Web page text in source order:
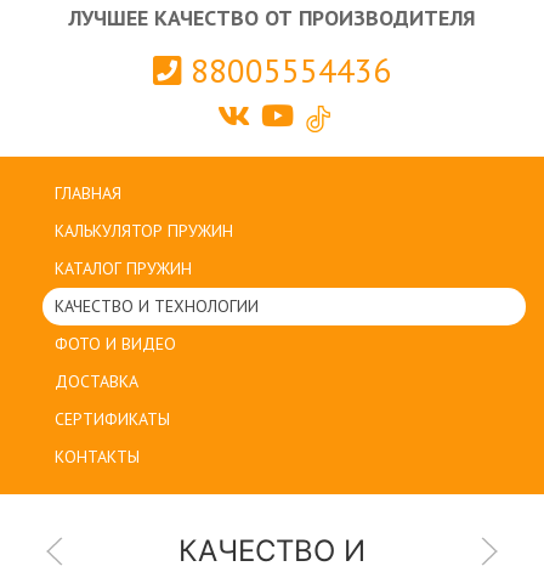
ЛУЧШЕЕ КАЧЕСТВО ОТ ПРОИЗВОДИТЕЛЯ
88005554436
ГЛАВНАЯ
КАЛЬКУЛЯТОР ПРУЖИН
КАТАЛОГ ПРУЖИН
КАЧЕСТВО И ТЕХНОЛОГИИ
ФОТО И ВИДЕО
ДОСТАВКА
СЕРТИФИКАТЫ
КОНТАКТЫ
КАЧЕСТВО И